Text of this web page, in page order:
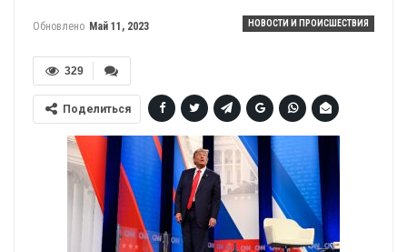
НОВОСТИ И ПРОИСШЕСТВИЯ
Обновлено Май 11, 2023
329
Поделиться